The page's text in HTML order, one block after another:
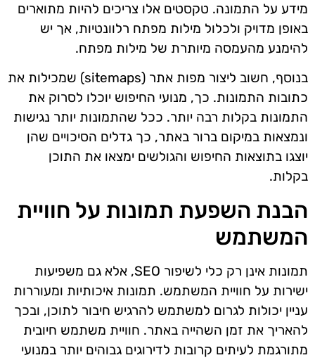
מידע על התמונה. טקסטים אלו צריכים להיות מתוארים
באופן מדויק ולכלול מילות מפתח רלוונטיות, אך יש
להימנע מהעמסה מיותרת של מילות מפתח.
בנוסף, חשוב ליצור מפות אתר (sitemaps) שמכילות את
כתובות התמונות. כך, מנועי החיפוש יוכלו לסרוק את
התמונות בקלות רבה יותר. ככל שהתמונות יותר נגישות
ונמצאות במיקום ברור באתר, כך גדלים הסיכויים שהן
יוצגו בתוצאות החיפוש והגולשים ימצאו את התוכן
בקלות.
הבנת השפעת תמונות על חוויית
המשתמש
תמונות אינן רק כלי לשיפור SEO, אלא גם משפיעות
ישירות על חוויית המשתמש. תמונות איכותיות ומעוררות
עניין יכולות לגרום למשתמש להרגיש חיבור לתוכן, ובכך
להאריך את זמן השהייה באתר. חוויית משתמש חיובית
מתורגמת לעיתים קרובות לדירוגים גבוהים יותר במנועי